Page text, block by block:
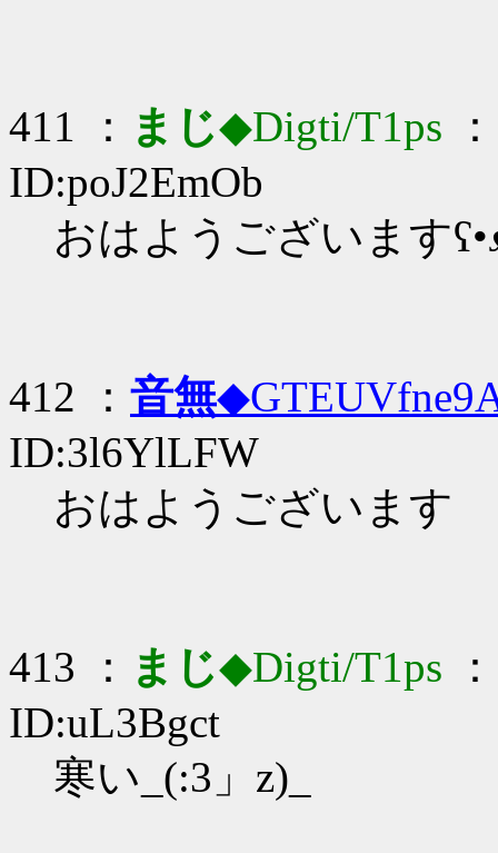
411 ： まじ◆Digti/T1ps
ID:poJ2EmOb
おはようございます
412 ： 音無
ID:3l6YlLFW
おはようございます
413 ： まじ◆Digti/T1ps
ID:uL3Bgct
寒い_(:3」z)_